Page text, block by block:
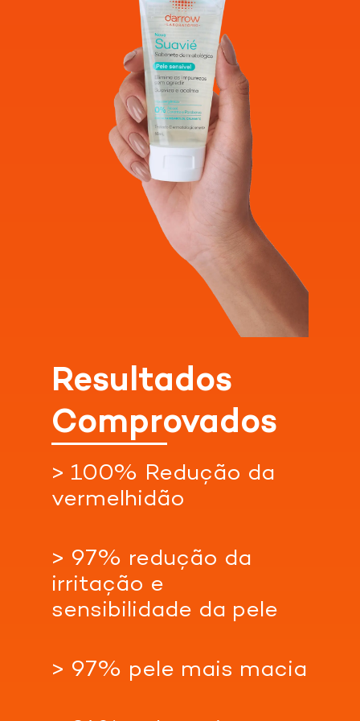
de sódio), SODIUM CITRATE (citrato de sódio),
SODIUM PCA (pidolato de sódio), TOCOPHEROL
Resultados
Comprovados
> 100% Redução da
vermelhidão
> 97% redução da
irritação e
sensibilidade da pele
> 97% pele mais macia